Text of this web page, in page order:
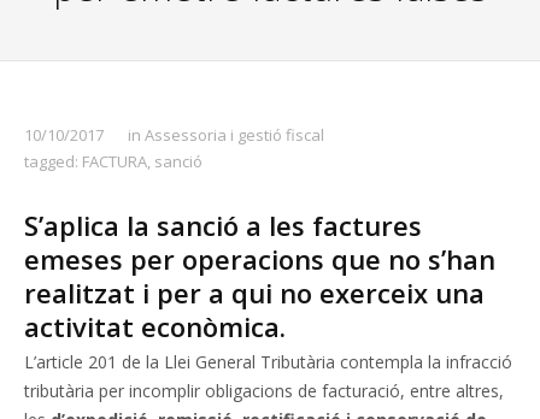
10/10/2017 in Assessoria i gestió fiscal
tagged: FACTURA, sanció
S’aplica la sanció a les factures
emeses per operacions que no s’han
realitzat i per a qui no exerceix una
activitat econòmica.
L’article 201 de la Llei General Tributària contempla la infracció
tributària per incomplir obligacions de facturació, entre altres,